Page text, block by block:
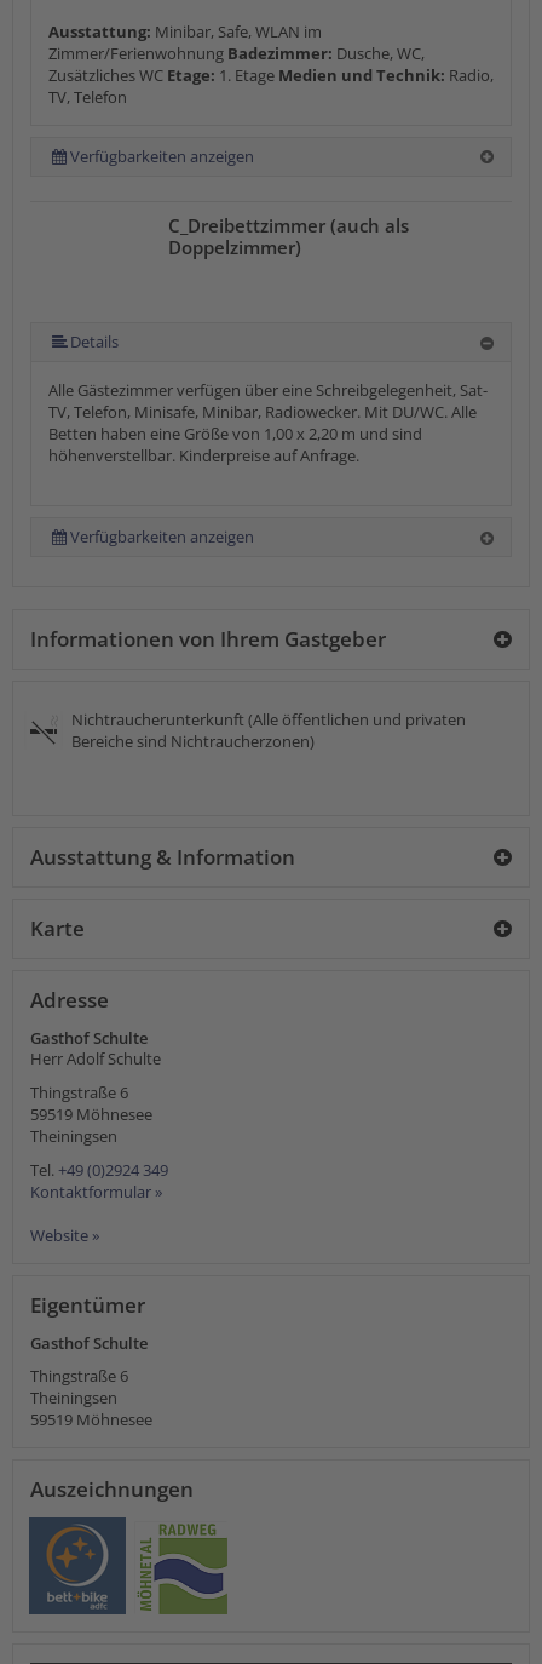
Ausstattung: Minibar, Safe, WLAN im
Zimmer/Ferienwohnung Badezimmer: Dusche, WC,
Zusätzliches WC Etage: 1. Etage Medien und Technik: Radio,
TV, Telefon
Verfügbarkeiten anzeigen
C_Dreibettzimmer (auch als
Doppelzimmer)
Details
Alle Gästezimmer verfügen über eine Schreibgelegenheit, Sat-
TV, Telefon, Minisafe, Minibar, Radiowecker. Mit DU/WC. Alle
Betten haben eine Größe von 1,00 x 2,20 m und sind
höhenverstellbar. Kinderpreise auf Anfrage.
Verfügbarkeiten anzeigen
Informationen von Ihrem Gastgeber
Nichtraucherunterkunft (Alle öffentlichen und privaten
Bereiche sind Nichtraucherzonen)
Ausstattung & Information
Karte
Adresse
Gasthof Schulte
Herr Adolf Schulte
Thingstraße 6
59519 Möhnesee
Theiningsen
Tel. +49 (0)2924 349
Kontaktformular »
Website »
Eigentümer
Gasthof Schulte
Thingstraße 6
Theiningsen
59519 Möhnesee
Auszeichnungen